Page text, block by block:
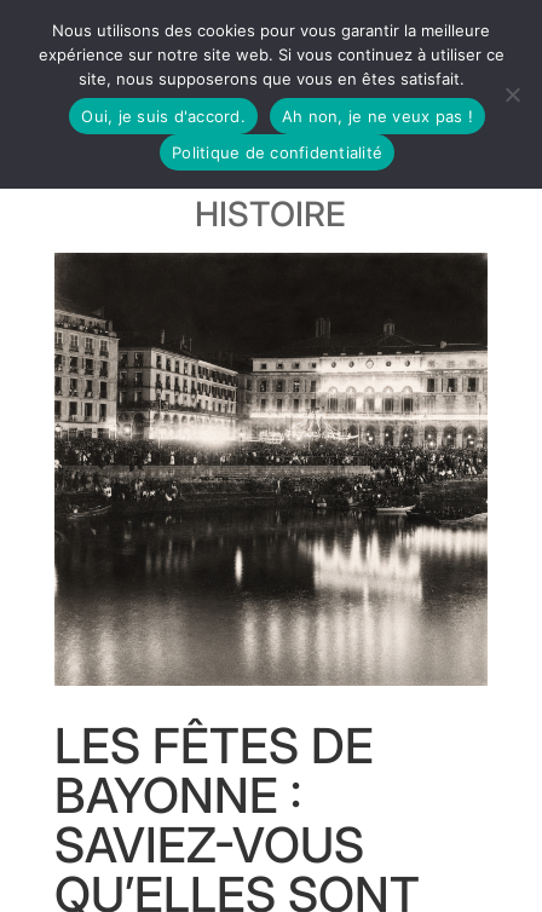
HISTOIRE
LES FÊTES DE
BAYONNE :
SAVIEZ-VOUS
QU’ELLES SONT
Nous utilisons des cookies pour vous garantir la meilleure
expérience sur notre site web. Si vous continuez à utiliser ce
site, nous supposerons que vous en êtes satisfait.
Oui, je suis d'accord.
Ah non, je ne veux pas !
Politique de confidentialité